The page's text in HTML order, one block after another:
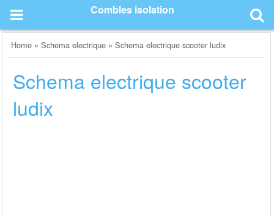
content
Combles isolation
Home »Schema electrique »Schema electrique scooter ludix
Schema electrique scooter
ludix